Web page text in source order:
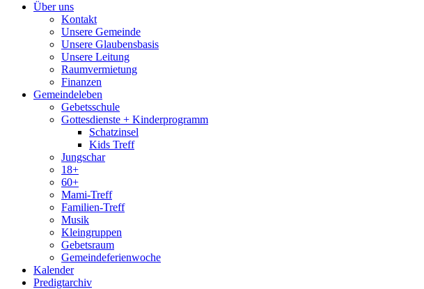
Über uns
Kontakt
Unsere Gemeinde
Unsere Glaubensbasis
Unsere Leitung
Raumvermietung
Finanzen
Gemeindeleben
Gebetsschule
Gottesdienste + Kinderprogramm
Schatzinsel
Kids Treff
Jungschar
18+
60+
Mami-Treff
Familien-Treff
Musik
Kleingruppen
Gebetsraum
Gemeindeferienwoche
Kalender
Predigtarchiv